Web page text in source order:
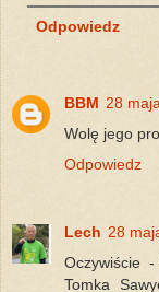
Odpowiedz
BBM 28
Wolę jego
Odpowiedz
Lech 28
Oczywiście
Tomka